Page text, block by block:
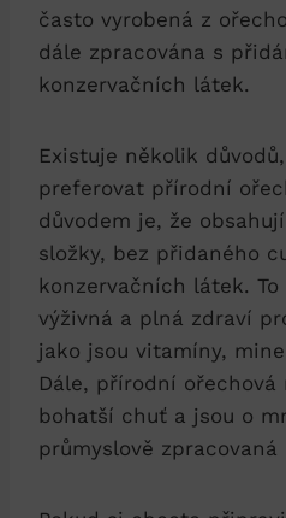
často vyrobená z
dále zpracována s
konzervačních látek.
Existuje několik
preferovat přírodní
důvodem je, že
složky, bez přidaného
konzervačních látek. To
výživná a plná zdraví
jako jsou vitamíny,
Dále, přírodní ořechová
bohatší chuť a jsou o
průmyslově zpracovaná